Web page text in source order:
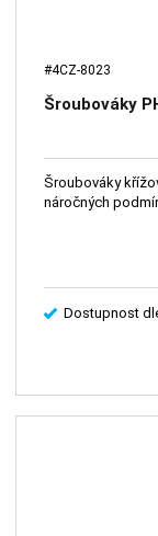
#4CZ-8023
Šroubováky
Šroubováky
náročných
Dostupnost